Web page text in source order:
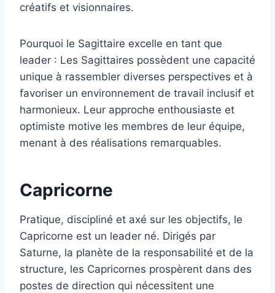
créatifs et visionnaires.
Pourquoi le Sagittaire excelle en tant que
leader : Les Sagittaires possèdent une capacité
unique à rassembler diverses perspectives et à
favoriser un environnement de travail inclusif et
harmonieux. Leur approche enthousiaste et
optimiste motive les membres de leur équipe,
menant à des réalisations remarquables.
Capricorne
Pratique, discipliné et axé sur les objectifs, le
Capricorne est un leader né. Dirigés par
Saturne, la planète de la responsabilité et de la
structure, les Capricornes prospèrent dans des
postes de direction qui nécessitent une